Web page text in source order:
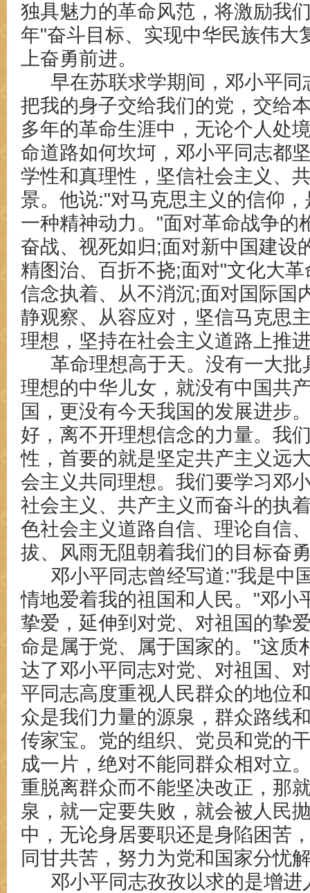
独具魅力的革命风范，将激励我
年"奋斗目标、实现中华民族伟大
上奋勇前进。
早在苏联求学期间，邓小平同
把我的身子交给我们的党，交给
多年的革命生涯中，无论个人处
命道路如何坎坷，邓小平同志都
学性和真理性，坚信社会主义、
景。他说:"对马克思主义的信仰
一种精神动力。"面对革命战争的
奋战、视死如归;面对新中国建设
精图治、百折不挠;面对"文化大
信念执着、从不消沉;面对国际国
静观察、从容应对，坚信马克思
理想，坚持在社会主义道路上推
革命理想高于天。没有一大批
理想的中华儿女，就没有中国共
国，更没有今天我国的发展进步
好，离不开理想信念的力量。我
性，首要的就是坚定共产主义远
会主义共同理想。我们要学习邓
社会主义、共产主义而奋斗的执
色社会主义道路自信、理论自信
拔、风雨无阻朝着我们的目标奋
邓小平同志曾经写道:"我是中
情地爱着我的祖国和人民。"邓小
挚爱，延伸到对党、对祖国的挚
命是属于党、属于国家的。"这质
达了邓小平同志对党、对祖国、
平同志高度重视人民群众的地位
众是我们力量的源泉，群众路线
传家宝。党的组织、党员和党的
成一片，绝对不能同群众相对立
重脱离群众而不能坚决改正，那
泉，就一定要失败，就会被人民
中，无论身居要职还是身陷困苦
同甘共苦，努力为党和国家分忧
邓小平同志孜孜以求的是增进